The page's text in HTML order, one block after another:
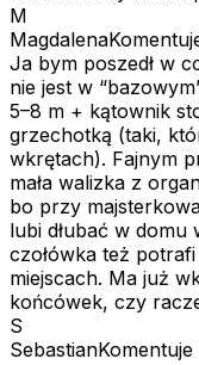
M
Ja bym poszedł w
nie jest w
5–8 m + kątownik
grzechotką (taki,
wkrętach). Fajnym
mała walizka z
bo przy
lubi dłubać w
czołówka też
miejscach. Ma już
końcówek, czy
S
SebastianKomentuje